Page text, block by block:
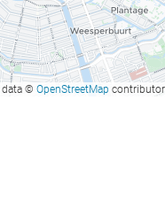
data © OpenStreetMap